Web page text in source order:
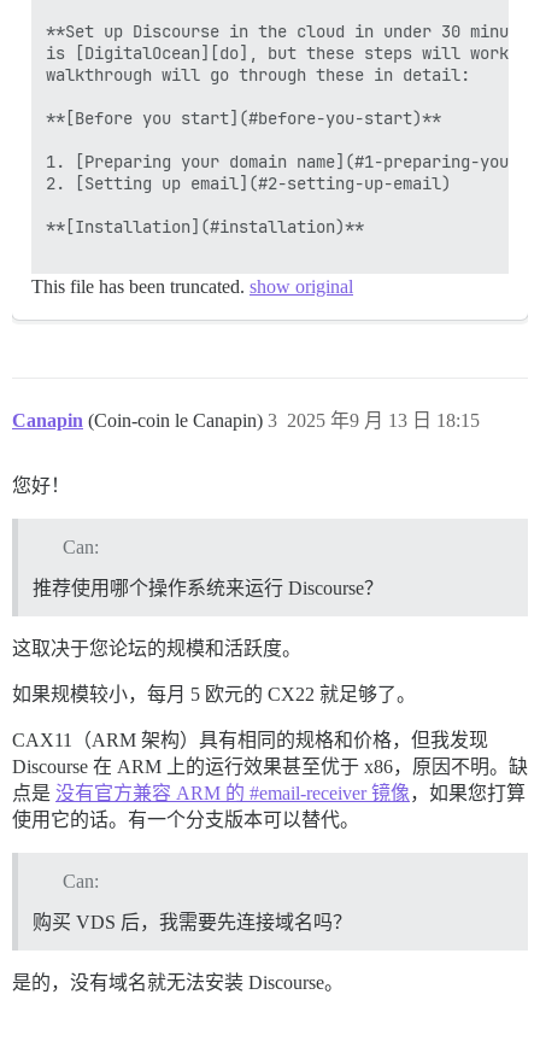
**Set up Discourse in the cloud in under 30
is [DigitalOcean][do], but these steps will work
walkthrough will go through these in detail:
**[Before you start](#before-you-start)**
1. [Preparing your domain name](#1-preparing-your-
2. [Setting up email](#2-setting-up-email)
**[Installation](#installation)**
This file has been truncated. show original
Canapin (Coin-coin le Canapin) 2025 年9 月 13 日 18:15
3
您好！
Can:
推荐使用哪个操作系统来运行 Discourse？
这取决于您论坛的规模和活跃度。
如果规模较小，每月 5 欧元的 CX22 就足够了。
CAX11（ARM 架构）具有相同的规格和价格，但我发现
Discourse 在 ARM 上的运行效果甚至优于 x86，原因不明。缺
点是 没有官方兼容 ARM 的 #email-receiver 镜像，如果您打算
使用它的话。有一个分支版本可以替代。
Can:
购买 VDS 后，我需要先连接域名吗？
是的，没有域名就无法安装 Discourse。